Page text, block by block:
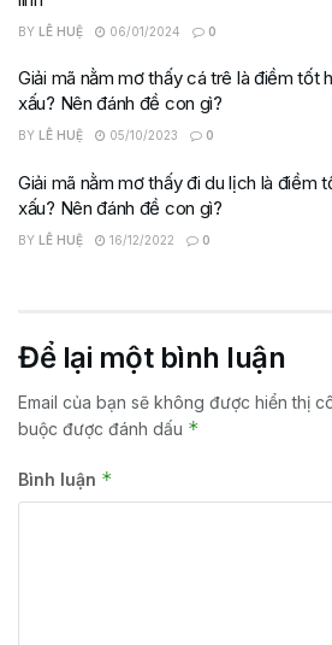
BY LÊ HUỆ 06/01/2024 0
Giải mã nằm mơ thấy cá trê là điềm tốt
xấu? Nên đánh đề con gì?
BY LÊ HUỆ 05/10/2023 0
Giải mã nằm mơ thấy đi du lịch là điềm
xấu? Nên đánh đề con gì?
BY LÊ HUỆ 16/12/2022 0
Để lại một bình luận
Email của bạn sẽ không được hiển thị
buộc được đánh dấu *
Bình luận *